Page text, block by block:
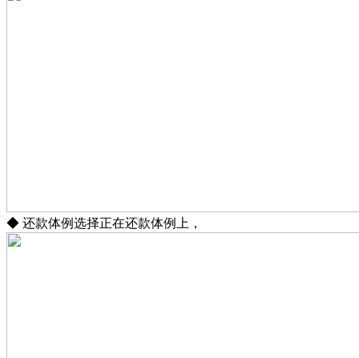
◆ 还款体例选择正在还款体例上，